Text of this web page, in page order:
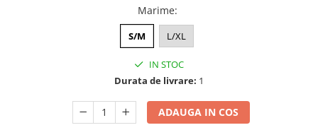
Marime:
S/M L/XL
IN STOC
Durata de livrare: 1
ADAUGA IN COS